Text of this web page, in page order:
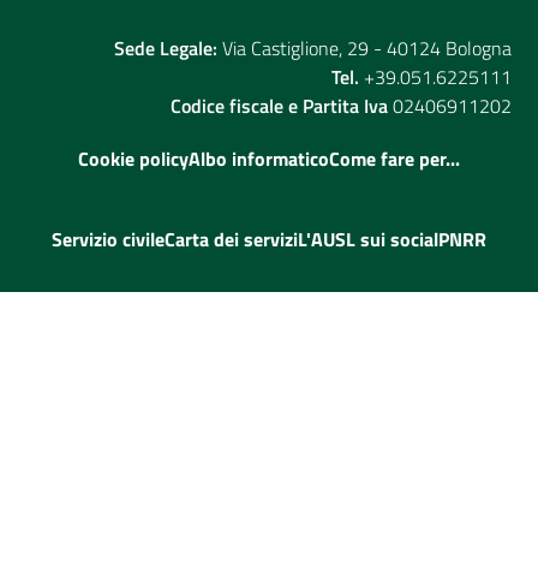
Sede Legale: Via Castiglione, 29 - 40124 Bologna
Tel. +39.051.6225111
Codice fiscale e Partita Iva02406911202
Cookie policyAlbo informaticoCome fare per...
Servizio civileCarta dei serviziL'AUSL sui socialPNRR